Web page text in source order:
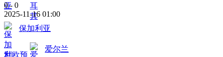
0 - 0
2025-11-16 01:00
保加利亚
世欧预
爱尔兰